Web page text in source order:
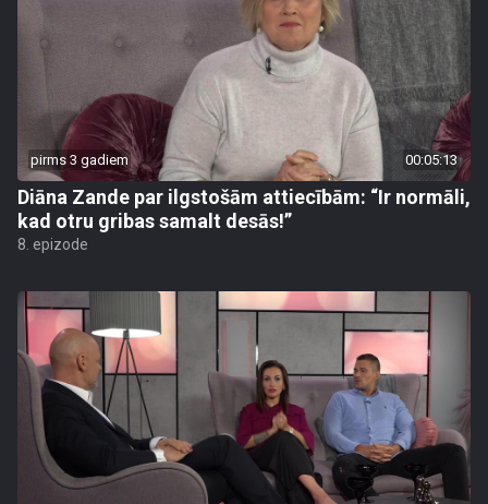
pirms 3 gadiem 00:05:13
Diāna Zande par ilgstošām attiecībām: “Ir normāli,
kad otru gribas samalt desās!”
8. epizode